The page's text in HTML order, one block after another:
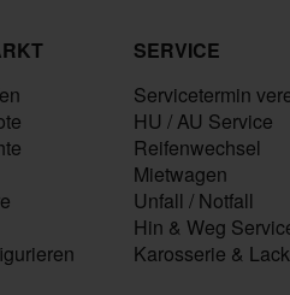
SERVICE
Servicetermin
HU / AU Service
Reifenwechsel
Mietwagen
Unfall / Notfall
Hin & Weg
Karosserie & Lack